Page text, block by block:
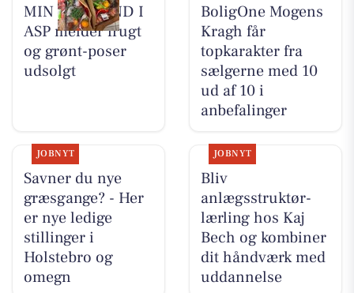
MIN KØBMAND I
ASP melder frugt
og grønt-poser
udsolgt
BoligOne Mogens
Kragh får
topkarakter fra
sælgerne med 10
ud af 10 i
anbefalinger
JOBNYT
Savner du nye
græsgange? - Her
er nye ledige
stillinger i
Holstebro og
omegn
JOBNYT
Bliv
anlægsstruktør-
lærling hos Kaj
Bech og kombiner
dit håndværk med
uddannelse